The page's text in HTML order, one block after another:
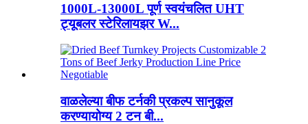
1000L-13000L पूर्ण स्वयंचलित UHT
ट्यूबलर स्टेरिलायझर W...
वाळलेल्या बीफ टर्नकी प्रकल्प सानुकूल
करण्यायोग्य 2 टन बी...